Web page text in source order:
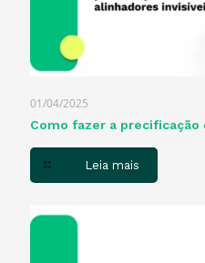
01/04/2025
Como fazer a
Leia mais